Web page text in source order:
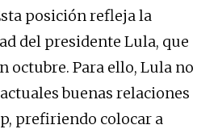
posición refleja la
del presidente Lula, que
octubre. Para ello, Lula no
buenas relaciones
prefiriendo colocar a